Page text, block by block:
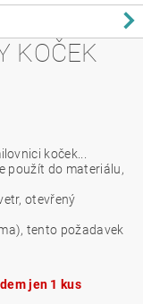
KOČEK
koček...
použít do materiálu,
otevřený
tento požadavek
jen 1 kus